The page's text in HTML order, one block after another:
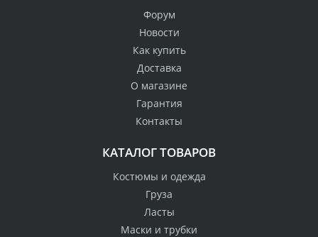
Форум
Новости
Как купить
Доставка
О магазине
Гарантия
Контакты
КАТАЛОГ ТОВАРОВ
Костюмы и одежда
Груза
Ласты
Маски и трубки